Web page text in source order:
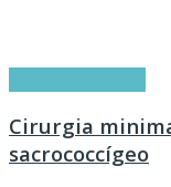
Cirurgia
sacrococcígeo